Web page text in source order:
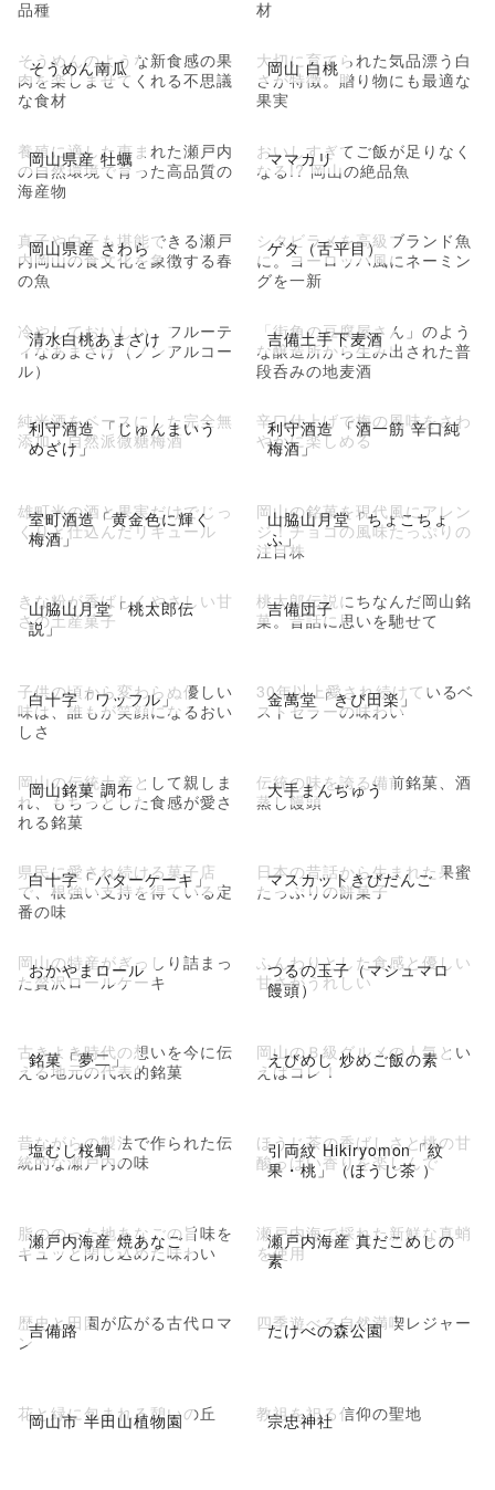
品種
材
そうめん南瓜
そうめんのような新食感の果
肉を楽しませてくれる不思議
な食材
岡山 白桃
大切に育てられた気品漂う白
さが特徴。贈り物にも最適な
果実
岡山県産 牡蠣
養殖に適した恵まれた瀬戸内
の自然環境で育った高品質の
海産物
ママカリ
おいしすぎてご飯が足りなく
なる!? 岡山の絶品魚
岡山県産 さわら
真子や白子も堪能できる瀬戸
内岡山の食文化を象徴する春
の魚
ゲタ（舌平目）
シタビラメを高級ブランド魚
に。ヨーロッパ風にネーミン
グを一新
清水白桃あまざけ
冷やしておいしい、フルーテ
ィなあまざけ（ノンアルコー
ル）
吉備土手下麦酒
「街角の豆腐屋さん」のよう
な醸造所から生み出された普
段呑みの地麦酒
利守酒造 「じゅんまいう
めざけ」
純米酒をベースにした完全無
添加・自然派微糖梅酒
利守酒造 「酒一筋 辛口純
梅酒」
辛口仕上げで梅の風味をさわ
やかに楽しめる
室町酒造「黄金色に輝く
梅酒」
雄町米の酒と果実だけでじっ
くりと仕込んだリキュール
山脇山月堂「ちょこちょ
ふ」
岡山の銘菓を現代風にアレン
ジ！チョコの風味たっぷりの
注目株
山脇山月堂「桃太郎伝
説」
きな粉が香ばしくやさしい甘
さの土産菓子
吉備団子
桃太郎伝説にちなんだ岡山銘
菓。昔話に思いを馳せて
白十字「ワッフル」
子供の頃から変わらぬ優しい
味は、誰もが笑顔になるおい
しさ
金萬堂「きび田楽」
30年以上愛され続けているベ
ストセラーの味わい
岡山銘菓 調布
岡山の伝統土産として親しま
れ、もちっとした食感が愛さ
れる銘菓
大手まんぢゅう
伝統の味を誇る備前銘菓、酒
蒸し饅頭
白十字「バターケーキ」
県民に愛され続ける菓子店
で、根強い支持を得ている定
番の味
マスカットきびだんご
日本の昔話から生まれた果蜜
たっぷりの餅菓子
おかやまロール
岡山の特産がぎっしり詰まっ
た贅沢ロールケーキ
つるの玉子（マシュマロ
饅頭）
ふんわりとした食感と優しい
甘さがうれしい
銘菓「夢二」
古きよき時代の想いを今に伝
える地元の代表的銘菓
えびめし 炒めご飯の素
岡山のＢ級グルメの人気とい
えばコレ！
塩むし桜鯛
昔ながらの製法で作られた伝
統的な瀬戸内の味
引両紋 Hikiryomon「紋
果・桃」（ほうじ茶 ）
ほうじ茶の香ばしさと桃の甘
酸っぱい香りを楽しんで
瀬戸内海産 焼あなご
脂ののった地あなごの旨味を
ギュッと閉じ込めた味わい
瀬戸内海産 真だこめしの
素
瀬戸内海で採れた新鮮な真蛸
を使用
吉備路
歴史と田園が広がる古代ロマ
ン
たけべの森公園
四季遊べる自然満喫レジャー
岡山市 半田山植物園
花と緑に包まれる憩いの丘 宗忠神社
教祖を祀る信仰の聖地